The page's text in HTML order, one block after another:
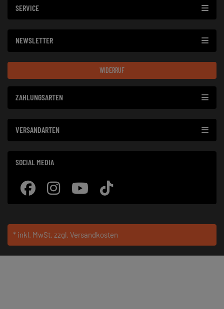
SERVICE
NEWSLETTER
WIDERRUF
ZAHLUNGSARTEN
VERSANDARTEN
SOCIAL MEDIA
* inkl. MwSt. zzgl. Versandkosten